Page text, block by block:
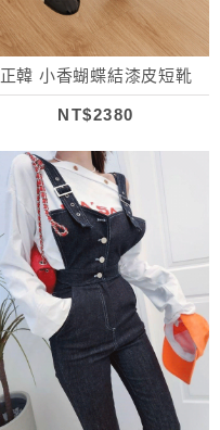
正韓 小香蝴蝶結漆皮短靴
NT$2380